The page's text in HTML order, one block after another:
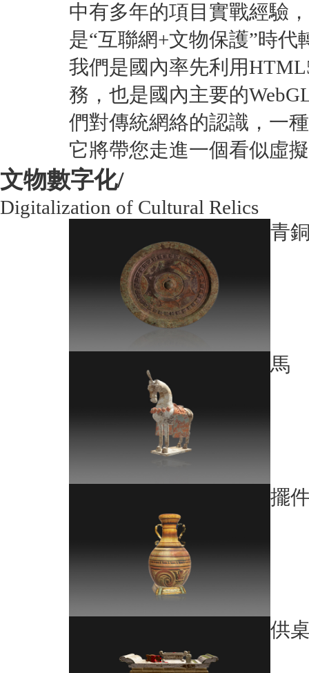
中有多年的項目實戰經驗
是“互聯網+文物保護”時代
我們是國內率先利用
務，也是國內主要的
們對傳統網絡的認識，一
它將帶您走進一個看似虛
文物數字化/
Digitalization of Cultural Relics
青
馬
擺
供